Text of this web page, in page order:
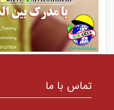
تماس با ما